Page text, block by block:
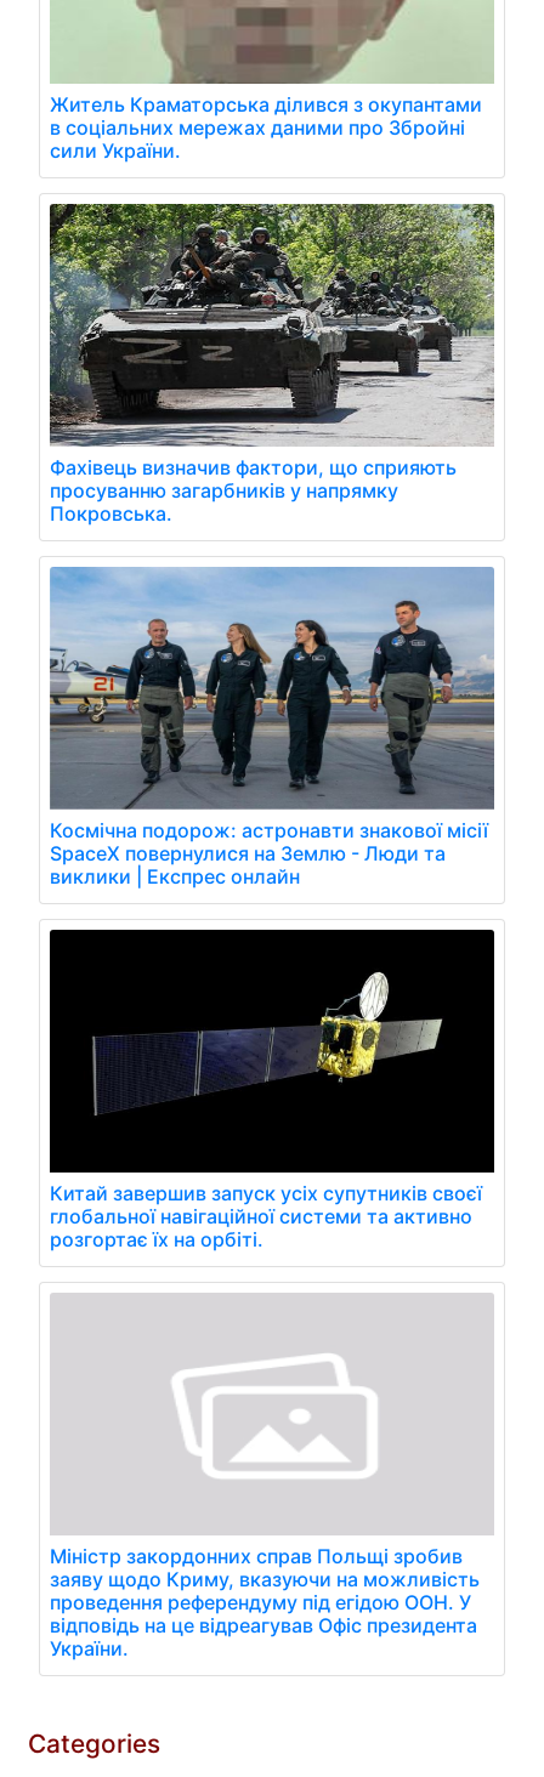
Житель Краматорська ділився з окупантами
в соціальних мережах даними про Збройні
сили України.
Фахівець визначив фактори, що сприяють
просуванню загарбників у напрямку
Покровська.
Космічна подорож: астронавти знакової місії
SpaceX повернулися на Землю - Люди та
виклики | Експрес онлайн
Китай завершив запуск усіх супутників своєї
глобальної навігаційної системи та активно
розгортає їх на орбіті.
Міністр закордонних справ Польщі зробив
заяву щодо Криму, вказуючи на можливість
проведення референдуму під егідою ООН. У
відповідь на це відреагував Офіс президента
України.
Categories